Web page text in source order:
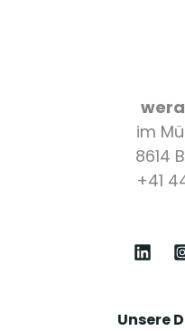
im
8614
+41
Unsere